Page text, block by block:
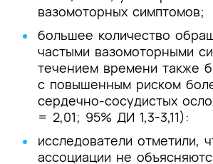
вазомоторных симптомов;
большее количество
частыми вазомоторными
течением времени также
с повышенным риском
сердечно-сосудистых
= 2,01; 95% ДИ 1,3-3,11):
исследователи отметили,
ассоциации не